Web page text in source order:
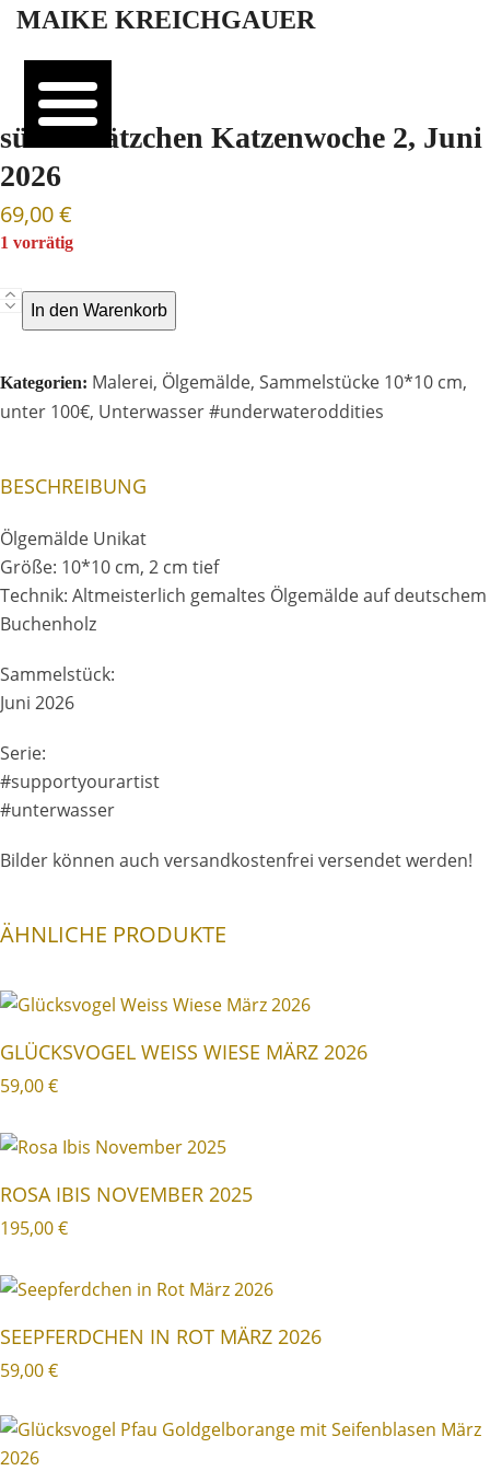
SkipMAIKE KREICHGAUER
Open
menu
Close
menu
süßes Kätzchen Katzenwoche 2, Juni
2026
69,00€
1 vorrätig
süßes
Kätzchen
2,
Juni
In den Warenkorb
Kategorien: Malerei, Ölgemälde, Sammelstücke 10*10 cm,
unter 100€, Unterwasser #underwateroddities
BESCHREIBUNG
Ölgemälde Unikat
Größe: 10*10 cm, 2 cm tief
Technik: Altmeisterlich gemaltes Ölgemälde auf deutschem
Buchenholz
Sammelstück:
Juni 2026
Serie:
#supportyourartist
#unterwasser
Bilder können auch versandkostenfrei versendet werden!
ÄHNLICHE PRODUKTE
GLÜCKSVOGEL WEISS WIESE MÄRZ 2026
59,00€
ROSA IBIS NOVEMBER 2025
195,00€
SEEPFERDCHEN IN ROT MÄRZ 2026
59,00€